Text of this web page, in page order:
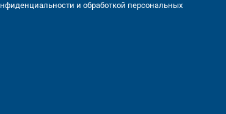
и обработкой персональных